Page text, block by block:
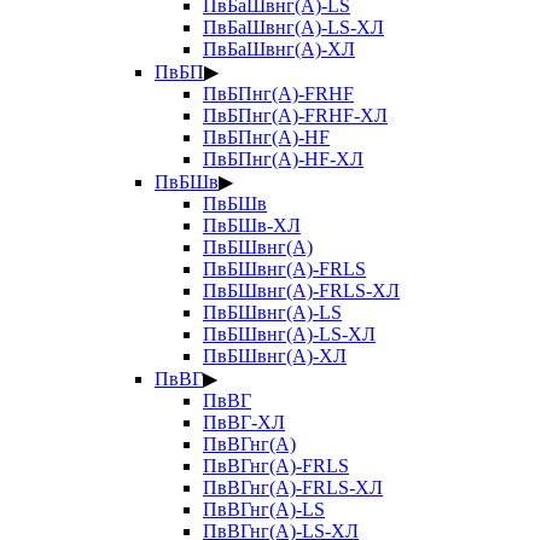
ПвБаШвнг(А)-LS
ПвБаШвнг(А)-LS-ХЛ
ПвБаШвнг(А)-ХЛ
ПвБП▶
ПвБПнг(А)-FRHF
ПвБПнг(А)-FRHF-ХЛ
ПвБПнг(А)-HF
ПвБПнг(А)-HF-ХЛ
ПвБШв▶
ПвБШв
ПвБШв-ХЛ
ПвБШвнг(А)
ПвБШвнг(А)-FRLS
ПвБШвнг(А)-FRLS-ХЛ
ПвБШвнг(А)-LS
ПвБШвнг(А)-LS-ХЛ
ПвБШвнг(А)-ХЛ
ПвВГ▶
ПвВГ
ПвВГ-ХЛ
ПвВГнг(А)
ПвВГнг(А)-FRLS
ПвВГнг(А)-FRLS-ХЛ
ПвВГнг(А)-LS
ПвВГнг(А)-LS-ХЛ